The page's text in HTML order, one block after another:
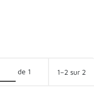
de 1 1–2 sur 2